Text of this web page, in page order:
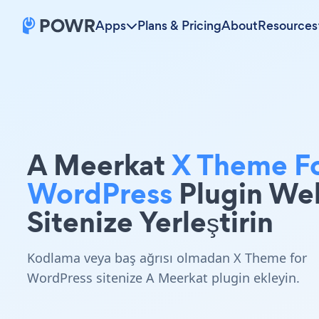
Apps Plans & PricingAboutResources
A MeerkatX Theme
WordPress Plugin
Sitenize Yerleştirin
Kodlama veya baş ağrısı olmadan X Theme for
WordPress sitenize A Meerkat plugin ekleyin.